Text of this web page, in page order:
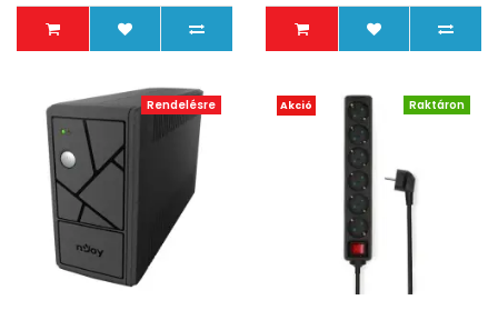
Rendelésre Akció Raktáron